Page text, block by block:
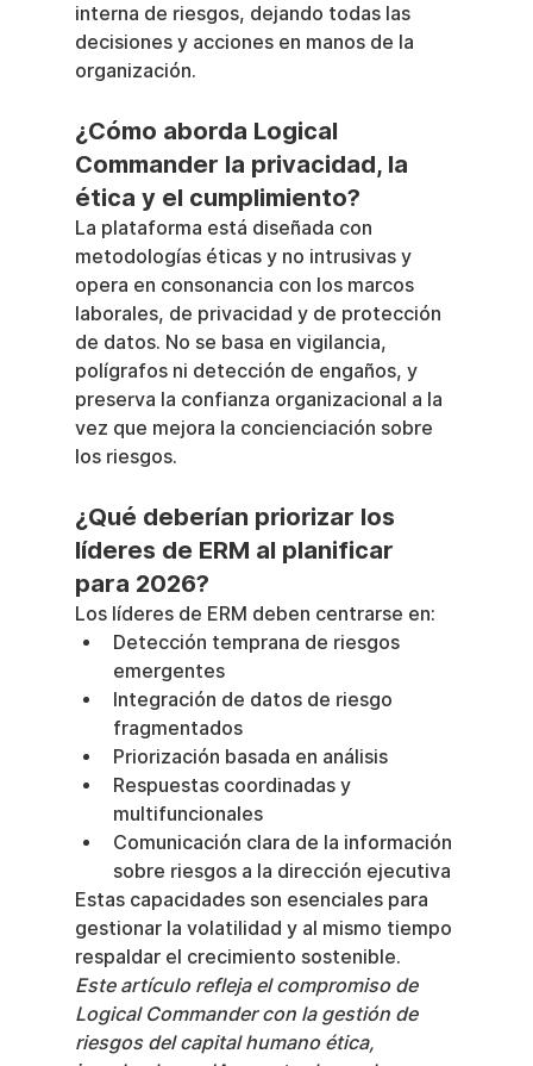
interna de riesgos, dejando todas las
decisiones y acciones en manos de la
organización.
¿Cómo aborda Logical
Commander la privacidad, la
ética y el cumplimiento?
La plataforma está diseñada con
metodologías éticas y no intrusivas y
opera en consonancia con los marcos
laborales, de privacidad y de protección
de datos. No se basa en vigilancia,
polígrafos ni detección de engaños, y
preserva la confianza organizacional a la
vez que mejora la concienciación sobre
los riesgos.
¿Qué deberían priorizar los
líderes de ERM al planificar
para 2026?
Los líderes de ERM deben centrarse en:
Detección temprana de riesgos
emergentes
Integración de datos de riesgo
fragmentados
Priorización basada en análisis
Respuestas coordinadas y
multifuncionales
Comunicación clara de la información
sobre riesgos a la dirección ejecutiva
Estas capacidades son esenciales para
gestionar la volatilidad y al mismo tiempo
respaldar el crecimiento sostenible.
Este artículo refleja el compromiso de
Logical Commander con la gestión de
riesgos del capital humano ética,